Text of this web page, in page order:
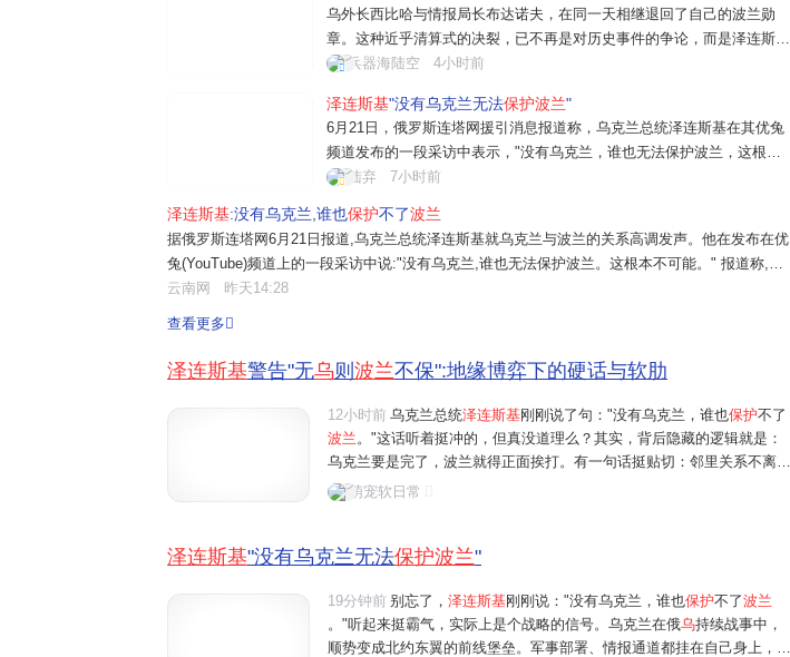
乌外长西比哈与情报局长布达诺夫，在同一天相继退回了自己的波兰勋
章。这种近乎清算式的决裂，已不再是对历史事件的争论，而是泽连斯基
心态膨胀后的直接外交摊牌。紧接着，他在采访中甩出那句"没有乌克
狂妄之处在于，它颠倒了当下真实的力量依赖关系。对于一个仍需靠
兵器海陆空 4小时前
泽连斯基"没有乌克兰无法保护波兰"
6月21日，俄罗斯连塔网援引消息报道称，乌克兰总统泽连斯基在其优兔
频道发布的一段采访中表示，"没有乌克兰，谁也无法保护波兰，这根本
不可能。"同一场采访中，他还强调乌克兰与波兰必须保持伙伴与友好关
级"。这一表态发生在俄
陆弃 7小时前
泽连斯基:没有乌克兰,谁也保护不了波兰
据俄罗斯连塔网6月21日报道,乌克兰总统泽连斯基就乌克兰与波兰的关系高调发声。他在发布在优
兔(YouTube)频道上的一段采访中说:"没有乌克兰,谁也无法保护波兰。这根本不可能。" 报道称,泽
连斯基强调,如果没有乌克兰,波兰就根本不可能得到保护。 泽连斯基还称,乌克兰不能不与波兰人
云南网 昨天14:28
查看更多
泽连斯基警告"无乌则 波兰不保":地缘博弈下的硬话与软肋
12小时前 乌克兰总统泽连斯基刚刚说了句："没有乌克兰，谁也保护不了
波兰 。"这话听着挺冲的，但真没道理么？其实，背后隐藏的逻辑就是：
乌克兰要是完了，波兰就得正面挨打。有一句话挺贴切：邻里关系不离不
弃。可现实是，乌克兰把自己就像一堵血肉军墙，站在俄罗斯和波兰之
萌宠软日常
泽连斯基"没有乌克兰无法保护波兰"
19分钟前 别忘了， 泽连斯基刚刚说："没有乌克兰，谁也保护不了波兰
。"听起来挺霸气，实际上是个战略的信号。乌克兰在俄乌持续战事中，
顺势变成北约东翼的前线堡垒。军事部署、情报通道都挂在自己身上，变